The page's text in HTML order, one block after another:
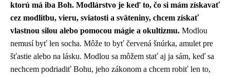
ktorú má iba Boh. Modlárstvo je keď to, čo si mám získavať
cez modlitbu, vieru, sviatosti a sväteniny, chcem získať
vlastnou silou alebo pomocou mágie a okultizmu. Modlou
nemusí byť len socha. Môže to byť červená šnúrka, amulet pre
šťastie alebo na lásku. Modlou sa môžem stať aj ja sám, keď sa
nechcem podriadiť Bohu, jeho zákonom a chcem robiť len to,